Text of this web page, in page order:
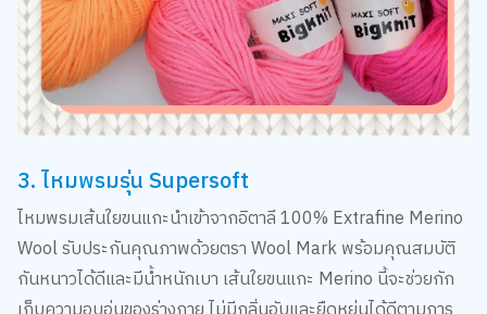
3. ไหมพรมรุ่น Supersoft
ไหมพรมเส้นใยขนแกะนำเข้าจากอิตาลี 100% Extrafine Merino
Wool รับประกันคุณภาพด้วยตรา Wool Mark พร้อมคุณสมบัติ
กันหนาวได้ดีและมีน้ำหนักเบา เส้นใยขนแกะ Merino นี้จะช่วยกัก